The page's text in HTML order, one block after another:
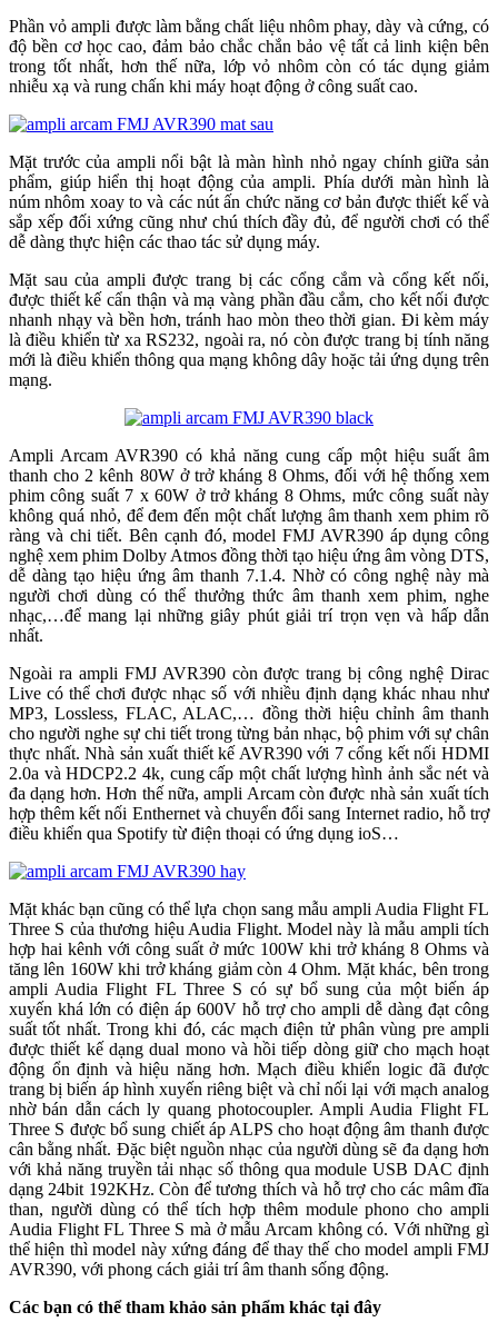
Phần vỏ ampli được làm bằng chất liệu nhôm phay, dày và cứng, có
độ bền cơ học cao, đảm bảo chắc chắn bảo vệ tất cả linh kiện bên
trong tốt nhất, hơn thế nữa, lớp vỏ nhôm còn có tác dụng giảm
nhiễu xạ và rung chấn khi máy hoạt động ở công suất cao.
Mặt trước của ampli nổi bật là màn hình nhỏ ngay chính giữa sản
phẩm, giúp hiển thị hoạt động của ampli. Phía dưới màn hình là
núm nhôm xoay to và các nút ấn chức năng cơ bản được thiết kế và
sắp xếp đối xứng cũng như chú thích đầy đủ, để người chơi có thể
dễ dàng thực hiện các thao tác sử dụng máy.
Mặt sau của ampli được trang bị các cổng cắm và cổng kết nối,
được thiết kế cẩn thận và mạ vàng phần đầu cắm, cho kết nối được
nhanh nhạy và bền hơn, tránh hao mòn theo thời gian. Đi kèm máy
là điều khiển từ xa RS232, ngoài ra, nó còn được trang bị tính năng
mới là điều khiển thông qua mạng không dây hoặc tải ứng dụng trên
mạng.
Ampli Arcam AVR390 có khả năng cung cấp một hiệu suất âm
thanh cho 2 kênh 80W ở trở kháng 8 Ohms, đối với hệ thống xem
phim công suất 7 x 60W ở trở kháng 8 Ohms, mức công suất này
không quá nhỏ, để đem đến một chất lượng âm thanh xem phim rõ
ràng và chi tiết. Bên cạnh đó, model FMJ AVR390 áp dụng công
nghệ xem phim Dolby Atmos đồng thời tạo hiệu ứng âm vòng DTS,
dễ dàng tạo hiệu ứng âm thanh 7.1.4. Nhờ có công nghệ này mà
người chơi dùng có thể thưởng thức âm thanh xem phim, nghe
nhạc,…để mang lại những giây phút giải trí trọn vẹn và hấp dẫn
nhất.
Ngoài ra ampli FMJ AVR390 còn được trang bị công nghệ Dirac
Live có thể chơi được nhạc số với nhiều định dạng khác nhau như
MP3, Lossless, FLAC, ALAC,… đồng thời hiệu chỉnh âm thanh
cho người nghe sự chi tiết trong từng bản nhạc, bộ phim với sự chân
thực nhất. Nhà sản xuất thiết kế AVR390 với 7 cổng kết nối HDMI
2.0a và HDCP2.2 4k, cung cấp một chất lượng hình ảnh sắc nét và
đa dạng hơn. Hơn thế nữa, ampli Arcam còn được nhà sản xuất tích
hợp thêm kết nối Enthernet và chuyển đổi sang Internet radio, hỗ trợ
điều khiển qua Spotify từ điện thoại có ứng dụng ioS…
Mặt khác bạn cũng có thể lựa chọn sang mẫu ampli Audia Flight FL
Three S của thương hiệu Audia Flight. Model này là mẫu ampli tích
hợp hai kênh với công suất ở mức 100W khi trở kháng 8 Ohms và
tăng lên 160W khi trở kháng giảm còn 4 Ohm. Mặt khác, bên trong
ampli Audia Flight FL Three S có sự bổ sung của một biến áp
xuyến khá lớn có điện áp 600V hỗ trợ cho ampli dễ dàng đạt công
suất tốt nhất. Trong khi đó, các mạch điện tử phân vùng pre ampli
được thiết kế dạng dual mono và hồi tiếp dòng giữ cho mạch hoạt
động ổn định và hiệu năng hơn. Mạch điều khiển logic đã được
trang bị biến áp hình xuyến riêng biệt và chỉ nối lại với mạch analog
nhờ bán dẫn cách ly quang photocoupler. Ampli Audia Flight FL
Three S được bổ sung chiết áp ALPS cho hoạt động âm thanh được
cân bằng nhất. Đặc biệt nguồn nhạc của người dùng sẽ đa dạng hơn
với khả năng truyền tải nhạc số thông qua module USB DAC định
dạng 24bit 192KHz. Còn để tương thích và hỗ trợ cho các mâm đĩa
than, người dùng có thể tích hợp thêm module phono cho ampli
Audia Flight FL Three S mà ở mẫu Arcam không có. Với những gì
thể hiện thì model này xứng đáng để thay thế cho model ampli FMJ
AVR390, với phong cách giải trí âm thanh sống động.
Các bạn có thể tham khảo sản phẩm khác tại đây